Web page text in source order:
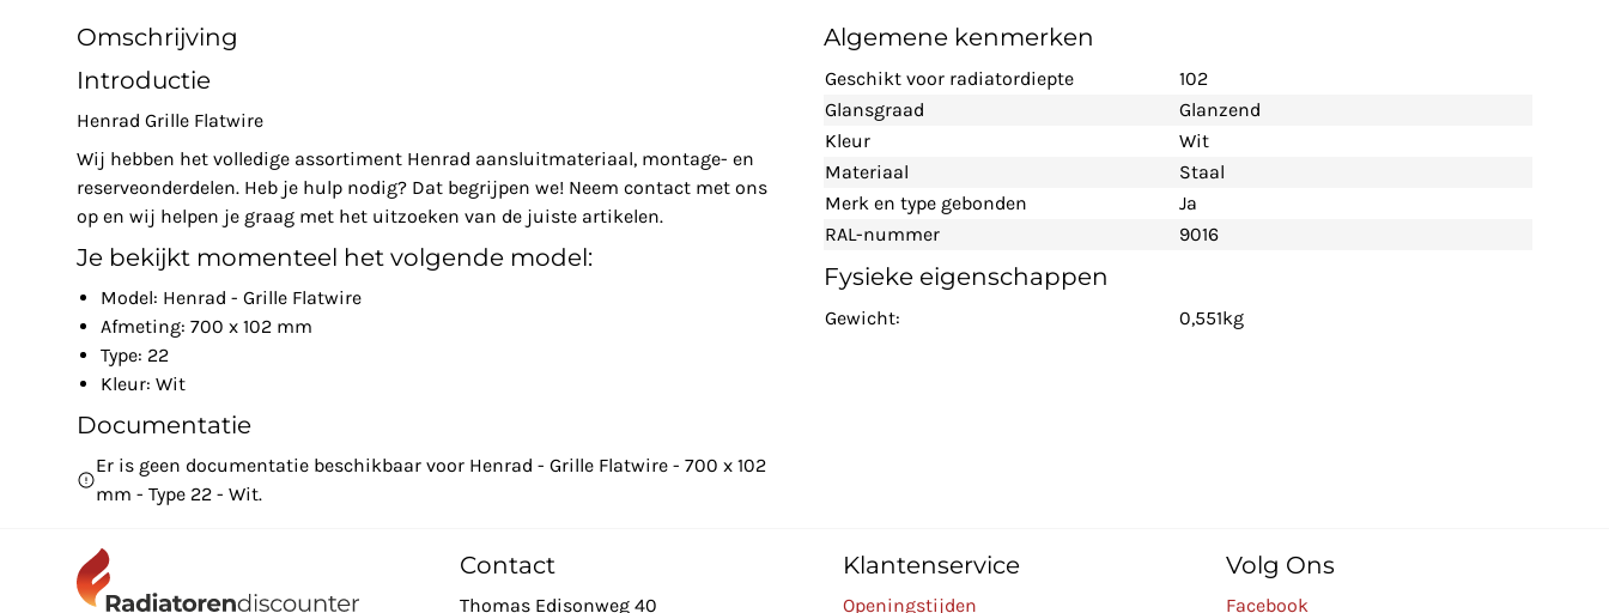
Omschrijving
Introductie
Henrad Grille Flatwire
Wij hebben het volledige assortiment Henrad aansluitmateriaal, montage- en
reserveonderdelen. Heb je hulp nodig? Dat begrijpen we! Neem contact met ons
op en wij helpen je graag met het uitzoeken van de juiste artikelen.
Je bekijkt momenteel het volgende model:
Model: Henrad - Grille Flatwire
Afmeting: 700 x 102 mm
Type: 22
Kleur: Wit
Documentatie
Er is geen documentatie beschikbaar voor Henrad - Grille Flatwire - 700 x 102
mm - Type 22 - Wit.
Algemene kenmerken
Geschikt voor radiatordiepte
102
Glansgraad
Glanzend
Kleur
Wit
Materiaal
Staal
Merk en type gebonden
Ja
RAL-nummer
9016
Fysieke eigenschappen
Gewicht: 0,551kg
Contact
Thomas Edisonweg 40
Klantenservice
Openingstijden
Volg Ons
Facebook